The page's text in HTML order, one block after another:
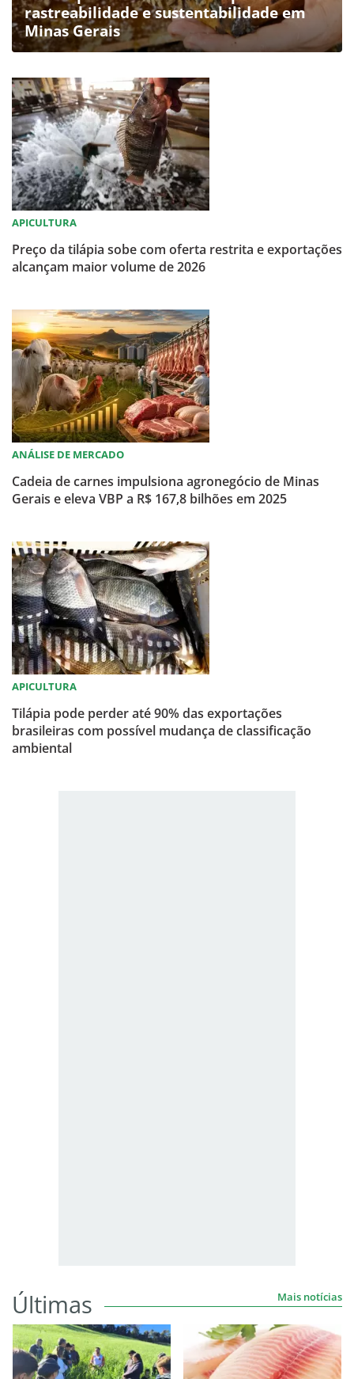
rastreabilidade e sustentabilidade em
Minas Gerais
APICULTURA
Preço da tilápia sobe com oferta restrita e exportações
alcançam maior volume de 2026
ANÁLISE DE MERCADO
Cadeia de carnes impulsiona agronegócio de Minas
Gerais e eleva VBP a R$ 167,8 bilhões em 2025
APICULTURA
Tilápia pode perder até 90% das exportações
brasileiras com possível mudança de classificação
ambiental
Últimas Mais notícias